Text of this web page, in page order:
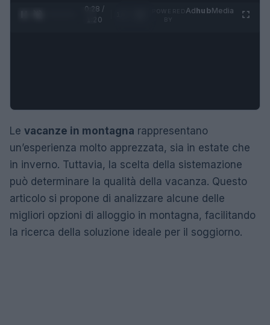
0:29 /
1:20
AdhubMedia
Le vacanze in montagna rappresentano
un’esperienza molto apprezzata, sia in estate che
in inverno. Tuttavia, la scelta della sistemazione
può determinare la qualità della vacanza. Questo
articolo si propone di analizzare alcune delle
migliori opzioni di alloggio in montagna, facilitando
la ricerca della soluzione ideale per il soggiorno.